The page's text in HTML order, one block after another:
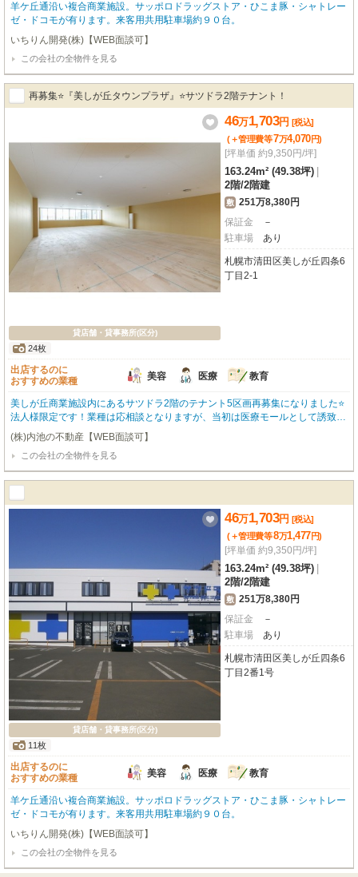
羊ケ丘通沿い複合商業施設。サッポロドラッグストア・ひこま豚・シャトレー
ゼ・ドコモが有ります。来客用共用駐車場約９０台。
いちりん開発(株)【WEB面談可】
この会社の全物件を見る
再募集⭐『美しが丘タウンプラザ』⭐サツドラ2階テナント！
貸店舗・貸事務所(区分)
24枚
46万1,703円 [税込]
(＋管理費等7万4,070円)
[坪単価 約9,350円/坪]
163.24m² (49.38坪)
2階/2階建
敷 251万8,380円
保証金
－
駐車場
あり
札幌市清田区美しが丘四条6
丁目2-1
出店するのに
おすすめの業種
美容 医療 教育
美しが丘商業施設内にあるサツドラ2階のテナント5区画再募集になりました⭐
法人様限定です！業種は応相談となりますが、当初は医療モールとして誘致を
予定していました。来客用の駐車場は90台分あります⭐企業のオフィス、ショ
ールーム、スポーツジム、医療系などなど業種は応相談です！内部はスケルト
ン渡しですのでお客様の方で造作が必要です。エアコンは室外機までは設置し
ております⭐天高も2700ｍｍありますが、天井を抜けばさらに50ｍｍ上がりま
す！※美容室は1階に入居中の為業種被りはＮＧとなります。 人気エリアに付
き問合せが多い物件です。 物件が無くなる前にお電話下さい！ ※大型のお手
頃物件はスグに成約になりますので、早めにご検討ください。
(株)内池の不動産【WEB面談可】
この会社の全物件を見る
貸店舗・貸事務所(区分)
11枚
46万1,703円 [税込]
(＋管理費等8万1,477円)
[坪単価 約9,350円/坪]
163.24m² (49.38坪)
2階/2階建
敷 251万8,380円
保証金
－
駐車場
あり
札幌市清田区美しが丘四条6
丁目2番1号
出店するのに
おすすめの業種
美容 医療 教育
羊ケ丘通沿い複合商業施設。サッポロドラッグストア・ひこま豚・シャトレー
ゼ・ドコモが有ります。来客用共用駐車場約９０台。
いちりん開発(株)【WEB面談可】
この会社の全物件を見る